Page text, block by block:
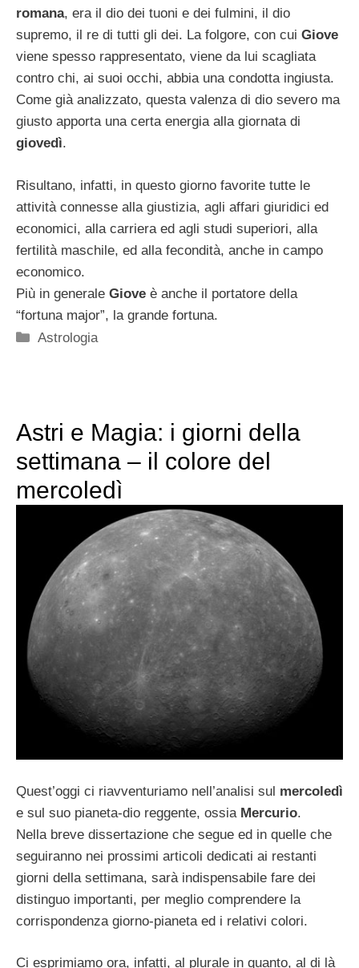
romana, era il dio dei tuoni e dei fulmini, il dio
supremo, il re di tutti gli dei. La folgore, con cui Giove
viene spesso rappresentato, viene da lui scagliata
contro chi, ai suoi occhi, abbia una condotta ingiusta.
Come già analizzato, questa valenza di dio severo ma
giusto apporta una certa energia alla giornata di
giovedì.
Risultano, infatti, in questo giorno favorite tutte le
attività connesse alla giustizia, agli affari giuridici ed
economici, alla carriera ed agli studi superiori, alla
fertilità maschile, ed alla fecondità, anche in campo
economico.
Più in generale Giove è anche il portatore della
“fortuna major”, la grande fortuna.
Categorie
Astrologia
Astri e Magia: i giorni della
settimana – il colore del
mercoledì
Quest’oggi ci riavventuriamo nell’analisi sul mercoledì
e sul suo pianeta-dio reggente, ossia Mercurio.
Nella breve dissertazione che segue ed in quelle che
seguiranno nei prossimi articoli dedicati ai restanti
giorni della settimana, sarà indispensabile fare dei
distinguo importanti, per meglio comprendere la
corrispondenza giorno-pianeta ed i relativi colori.
Ci esprimiamo ora, infatti, al plurale in quanto, al di là